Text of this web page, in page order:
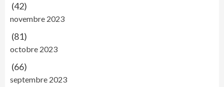
(42)
novembre 2023
(81)
octobre 2023
(66)
septembre 2023